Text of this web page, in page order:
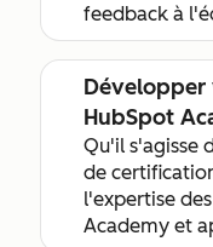
feedback à
Développer
HubSpot
Qu'il s'agisse
de
l'expertise
Academy et